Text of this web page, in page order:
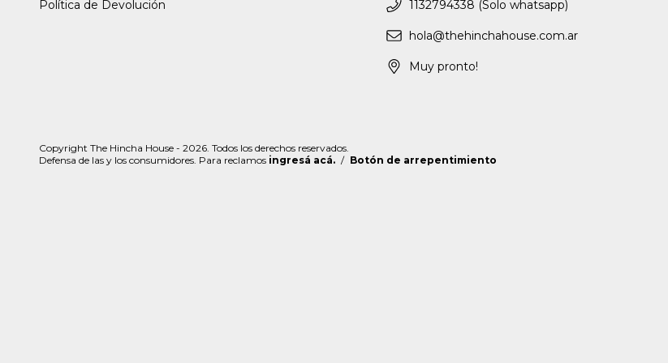
Política de Devolución 1132794338 (Solo whatsapp)
hola@thehinchahouse.com.ar
Muy pronto!
Copyright The Hincha House - 2026. Todos los derechos reservados.
Defensa de las y los consumidores. Para reclamos ingresá acá. / Botón de arrepentimiento